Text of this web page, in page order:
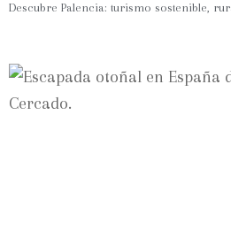
Descubre Palencia: turismo sostenible,